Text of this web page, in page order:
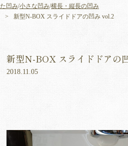
た凹み/小さな凹み/横長・縦長の凹み
新型N-BOX スライドドアの凹み vol.2
新型N-BOX スライドドアの
2018.11.05